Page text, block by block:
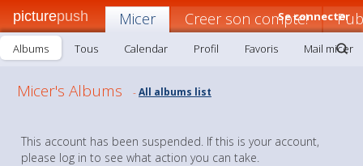
picturepush Se connecter
Micer Creer son compte!
Albums Tous Calendar Profil Favoris Mail micer
Micer's Albums -All albums list
This account has been suspended. If this is your account,
please log in to see what action you can take.